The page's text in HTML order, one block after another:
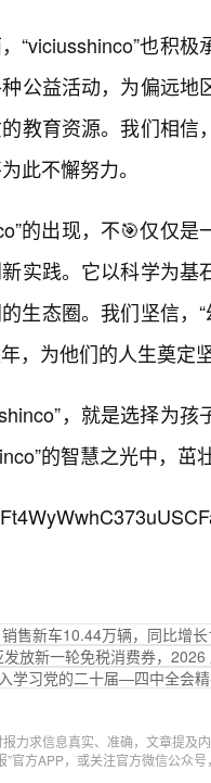
“viciusshinco”也积
公益活动，为偏远
教育资源。我们相
此不懈努力。
的出现，不🎯仅仅
实践。它以科学为
生态圈。我们坚信，
，为他们的人生奠定
，就是选择为
的智慧之光中，
售新车10.44万辆，同比增
发放新一轮免税消费券，
学习党的二十届—四中全会
力求信息真实、准确，文章提及
”官方APP，或关注官方微信公众